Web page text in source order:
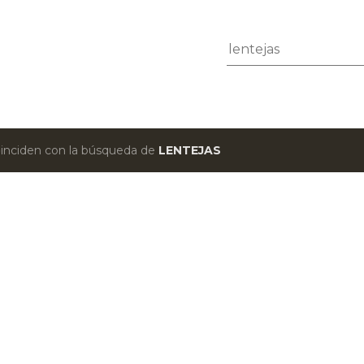
con la búsqueda de LENTEJAS